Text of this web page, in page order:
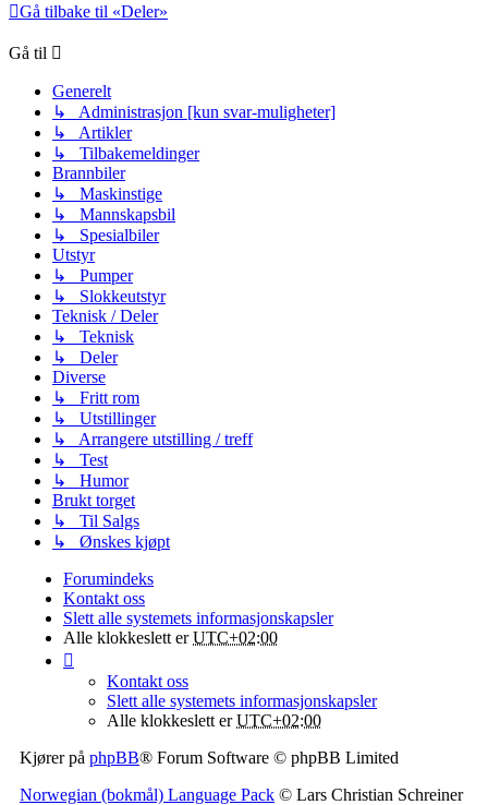
Gå tilbake til «Deler»
Gå til
Generelt
↳ Administrasjon [kun svar-muligheter]
↳ Artikler
↳ Tilbakemeldinger
Brannbiler
↳ Maskinstige
↳ Mannskapsbil
↳ Spesialbiler
Utstyr
↳ Pumper
↳ Slokkeutstyr
Teknisk / Deler
↳ Teknisk
↳ Deler
Diverse
↳ Fritt rom
↳ Utstillinger
↳ Arrangere utstilling / treff
↳ Test
↳ Humor
Brukt torget
↳ Til Salgs
↳ Ønskes kjøpt
Forumindeks
Kontakt oss
Slett alle systemets informasjonskapsler
Alle klokkeslett erUTC+02:00
Kontakt oss
Slett alle systemets informasjonskapsler
Alle klokkeslett erUTC+02:00
Kjører på phpBB® Forum Software © phpBB Limited
Norwegian (bokmål) Language Pack © Lars Christian Schreiner